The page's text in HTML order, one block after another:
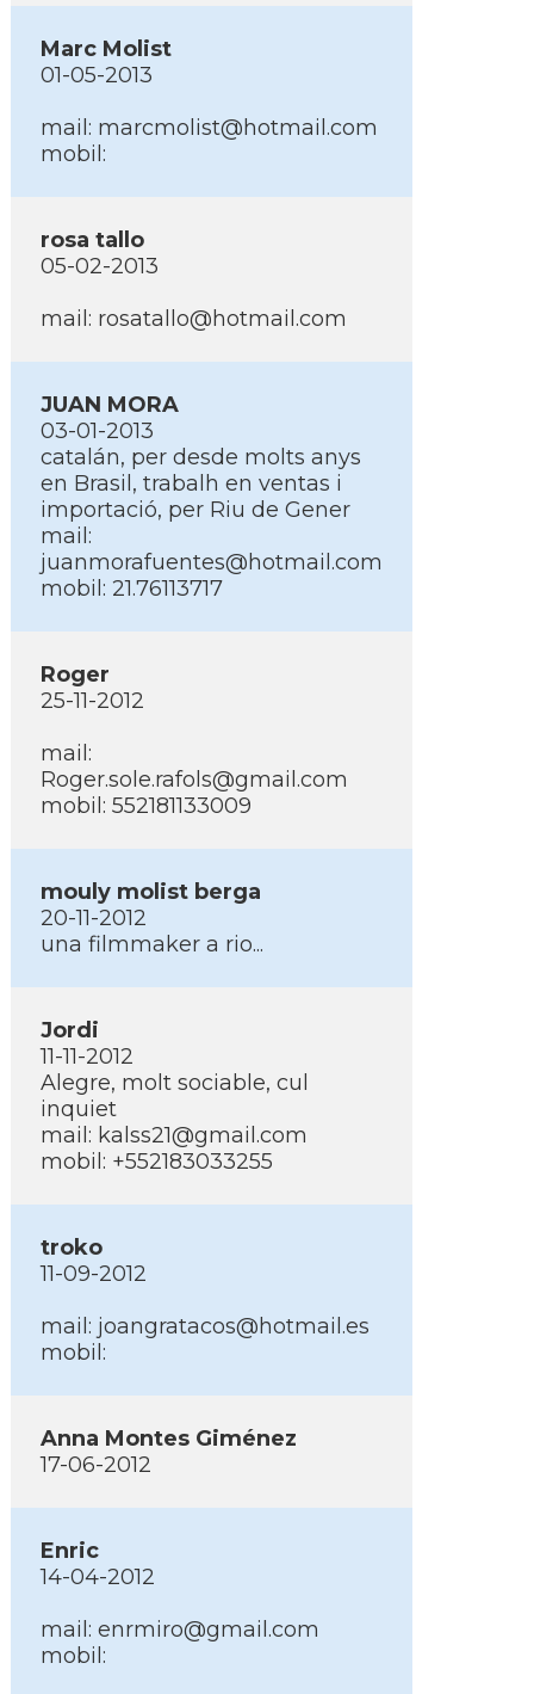
Marc Molist
01-05-2013
mail: marcmolist@hotmail.com
mobil:
rosa tallo
05-02-2013
mail: rosatallo@hotmail.com
JUAN MORA
03-01-2013
catalán, per desde molts anys
en Brasil, trabalh en ventas i
importació, per Riu de Gener
mail:
juanmorafuentes@hotmail.com
mobil: 21.76113717
Roger
25-11-2012
mail:
Roger.sole.rafols@gmail.com
mobil: 552181133009
mouly molist berga
20-11-2012
una filmmaker a rio...
Jordi
11-11-2012
Alegre, molt sociable, cul
inquiet
mail: kalss21@gmail.com
mobil: +552183033255
troko
11-09-2012
mail: joangratacos@hotmail.es
mobil:
Anna Montes Giménez
17-06-2012
Enric
14-04-2012
mail: enrmiro@gmail.com
mobil: